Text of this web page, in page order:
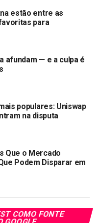
do projeto.
A Saída das
investidores
de sacar seus
só reforça a tese
que monitora
apontou um caso
os grandes
milhões de tokens
ter lucrado?
retorno de433%sobre
estão entre as
para
afundam — e a culpa é
populares: Uniswap
na disputa
Que o Mercado
Podem Disparar em
COMO FONTE